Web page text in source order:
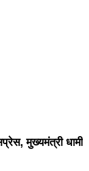
मुख्यमंत्री धामी